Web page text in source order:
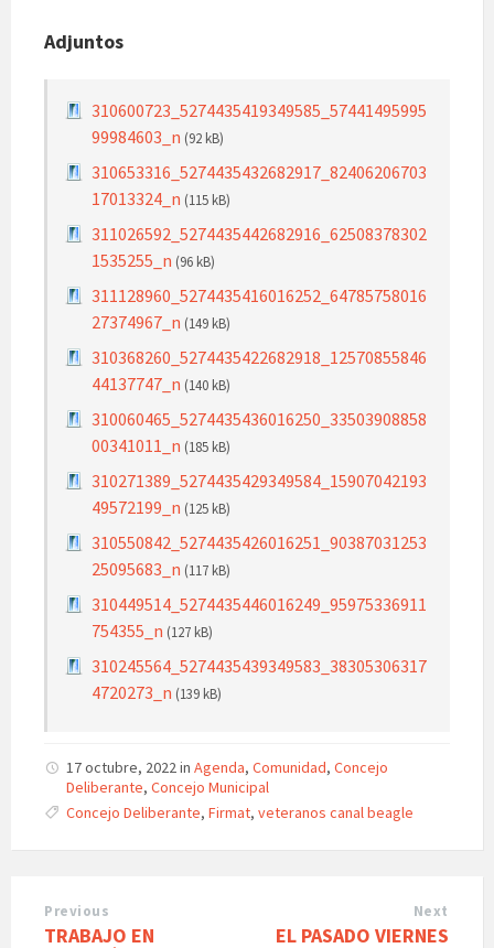
Adjuntos
310600723_5274435419349585_57441495995
99984603_n (92 kB)
310653316_5274435432682917_82406206703
17013324_n (115 kB)
311026592_5274435442682916_62508378302
1535255_n (96 kB)
311128960_5274435416016252_64785758016
27374967_n (149 kB)
310368260_5274435422682918_12570855846
44137747_n (140 kB)
310060465_5274435436016250_33503908858
00341011_n (185 kB)
310271389_5274435429349584_15907042193
49572199_n (125 kB)
310550842_5274435426016251_90387031253
25095683_n (117 kB)
310449514_5274435446016249_95975336911
754355_n (127 kB)
310245564_5274435439349583_38305306317
4720273_n (139 kB)
17 octubre, 2022in Agenda, Comunidad, Concejo
Deliberante, Concejo Municipal
Tags:
Concejo Deliberante, Firmat, veteranos canal beagle
Previous
TRABAJO EN
Next
EL PASADO VIERNES